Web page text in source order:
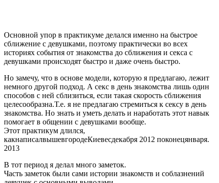
Основной упор в практикуме делался именно на быстрое
сближение с девушками, поэтому практически во всех
историях события от знакомства до сближения и секса с
девушками происходят быстро и даже очень быстро.
Но замечу, что в основе модели, которую я предлагаю, лежит
немного другой подход. А секс в день знакомства лишь один
способов с ней сблизиться, если такая скорость сближения
целесообразна.Т.е. я не предлагаю стремиться к сексу в день
знакомства. Но знать и уметь делать и наработать этот навык
помогает в общении с девушками вообще.
Этот практикум длился,
какнаписалвышевгородеКиевесдекабря 2012 поконецянваря.
2013
В тот период я делал много заметок.
Часть заметок были сами истории знакомств и соблазнений